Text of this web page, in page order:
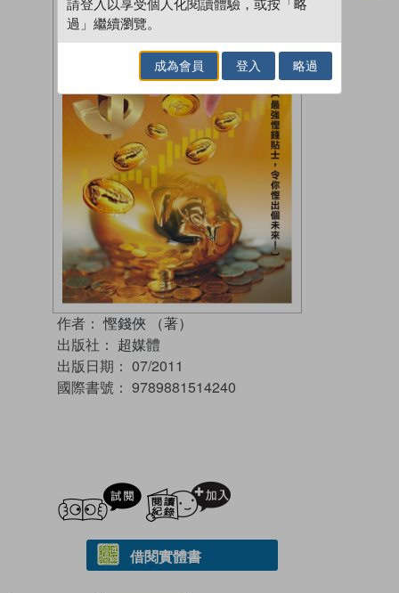
作者： 慳錢俠 （著）
出版社： 超媒體
出版日期： 07/2011
國際書號： 9789881514240
試閲
借閱實體書
請登入以享受個人化閱讀體驗，或按「略
過」繼續瀏覽。
成為會員 登入 略過